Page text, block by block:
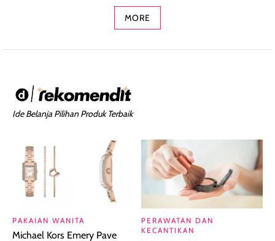
MORE
Ide Belanja Pilihan Produk Terbaik
PAKAIAN WANITA
Michael Kors Emery Pave
PERAWATAN DAN
KECANTIKAN